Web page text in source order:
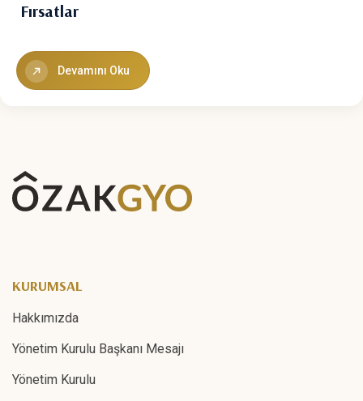
Fırsatlar
Devamını Oku
KURUMSAL
Hakkımızda
Yönetim Kurulu Başkanı Mesajı
Yönetim Kurulu